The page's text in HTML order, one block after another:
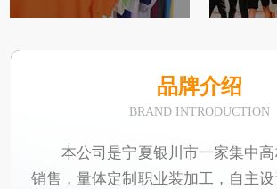
品牌介绍
BRAND INTRODUCTION
本公司是宁夏银川市一家集中高
销售，量体定制职业装加工，自主设